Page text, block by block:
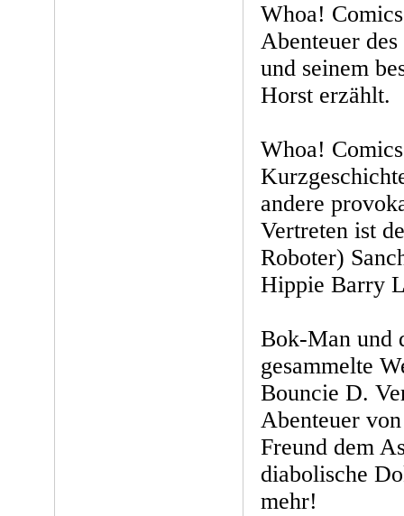
Whoa!
Abenteuer
und seinem
Horst erzählt.
Whoa!
andere
Vertreten ist
Roboter)
Hippie Barry
Bok-Man und
gesammelte
Bouncie D.
Abenteuer
Freund dem
diabolische
mehr!